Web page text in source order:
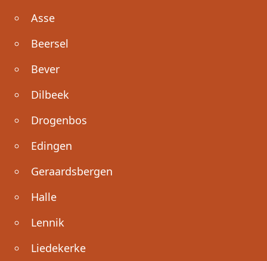
Asse
Beersel
Bever
Dilbeek
Drogenbos
Edingen
Geraardsbergen
Halle
Lennik
Liedekerke